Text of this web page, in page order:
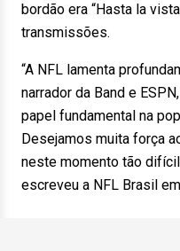
bordão era “Hasta la
transmissões.
“A NFL lamenta
narrador da Band e
papel fundamental na
Desejamos muita força
neste momento tão
escreveu a NFL Brasil